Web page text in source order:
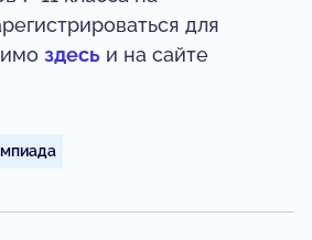
для
здесь и на сайте